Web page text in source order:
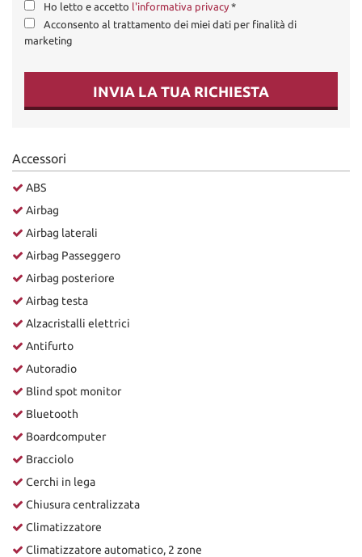
Ho letto e accetto l'informativa privacy *
Acconsento al trattamento dei miei dati per finalità di
marketing
INVIA LA TUA RICHIESTA
Accessori
ABS
Airbag
Airbag laterali
Airbag Passeggero
Airbag posteriore
Airbag testa
Alzacristalli elettrici
Antifurto
Autoradio
Blind spot monitor
Bluetooth
Boardcomputer
Bracciolo
Cerchi in lega
Chiusura centralizzata
Climatizzatore
Climatizzatore automatico, 2 zone